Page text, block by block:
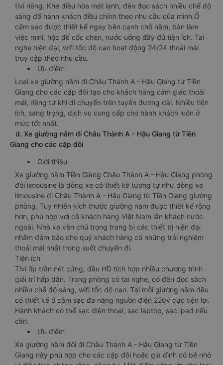
tivi riêng. Khe điều hòa mát lạnh, đèn đọc sách nhiều chế độ
sáng để hành khách điều chỉnh theo nhu cầu của mình.Ổ
cắm sạc được thiết kế ngay bên cạnh chỗ nằm, bàn làm
việc mini, hộc để cốc chén, nước uống đầy đủ tiện ích. Tai
nghe hiện đại, wifi tốc độ cao hoạt động 24/24 thoải mái
truy cập theo nhu cầu.
Ưu điểm
Loại xe giường nằm đi Châu Thành A - Hậu Giang từ Tiền
Giang cho các cặp đôi tạo cho khách hàng cảm giác thoải
mái, riêng tư khi di chuyển trên tuyến đường dài. Nhiều tiện
ích, sang trọng, dịch vụ cung cấp cho hành khách luôn ở
mức tốt nhất.
d. Xe giường nằm đi Châu Thành A - Hậu Giang từ Tiền
Giang cho các cặp đôi
Giới thiệu
Xe giường nằm Tiền Giang Châu Thành A - Hậu Giang phòng
đôi limousine là dòng xe có thiết kế tương tự như dòng xe
limousine đi Châu Thành A - Hậu Giang từ Tiền Giang giường
phòng. Tuy nhiên kích thước giường nằm được thiết kế rộng
hơn, phù hợp với cả khách hàng Việt Nam lẫn khách nước
ngoài. Nhà xe vẫn chú trọng trang bị các thiết bị hiện đại
nhằm đảm bảo cho quý khách hàng có những trải nghiệm
thoải mái nhất trong suốt chuyến đi.
Tiện ích
Tivi ốp trần nét cứng, đầu HD tích hợp nhiều chương trình
giải trí hấp dẫn. Trong phòng có tai nghe, có đèn đọc sách
nhiều chế độ sáng, wifi tốc độ cao. Tại mỗi giường nằm đều
có thiết kế ổ cắm sạc đa năng nguồn điện 220v cực tiện lợi.
Hành khách có thể sạc điện thoại, sạc laptop, sạc ipad nếu
cần.
Ưu điểm
Xe giường nằm đôi đi Châu Thành A - Hậu Giang từ Tiền
Giang này phù hợp cho các cặp đôi hoặc gia đình có bé nhỏ